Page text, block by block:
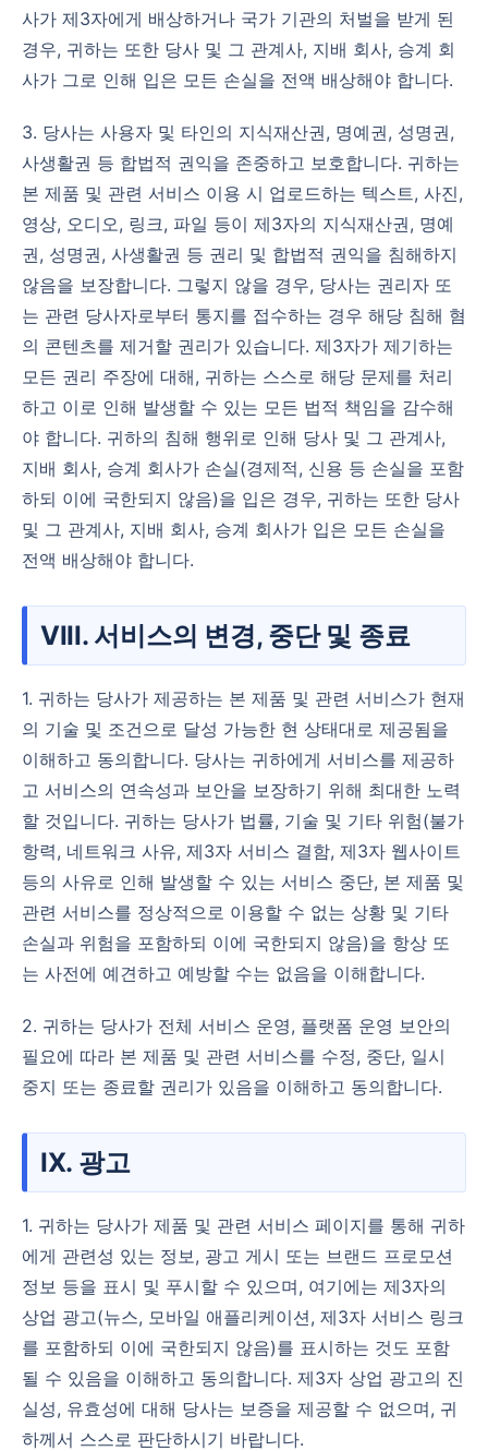
사가 제3자에게 배상하거나 국가 기관의 처벌을 받게 된
경우, 귀하는 또한 당사 및 그 관계사, 지배 회사, 승계 회
사가 그로 인해 입은 모든 손실을 전액 배상해야 합니다.
3. 당사는 사용자 및 타인의 지식재산권, 명예권, 성명권,
사생활권 등 합법적 권익을 존중하고 보호합니다. 귀하는
본 제품 및 관련 서비스 이용 시 업로드하는 텍스트, 사진,
영상, 오디오, 링크, 파일 등이 제3자의 지식재산권, 명예
권, 성명권, 사생활권 등 권리 및 합법적 권익을 침해하지
않음을 보장합니다. 그렇지 않을 경우, 당사는 권리자 또
는 관련 당사자로부터 통지를 접수하는 경우 해당 침해 혐
의 콘텐츠를 제거할 권리가 있습니다. 제3자가 제기하는
모든 권리 주장에 대해, 귀하는 스스로 해당 문제를 처리
하고 이로 인해 발생할 수 있는 모든 법적 책임을 감수해
야 합니다. 귀하의 침해 행위로 인해 당사 및 그 관계사,
지배 회사, 승계 회사가 손실(경제적, 신용 등 손실을 포함
하되 이에 국한되지 않음)을 입은 경우, 귀하는 또한 당사
및 그 관계사, 지배 회사, 승계 회사가 입은 모든 손실을
전액 배상해야 합니다.
VIII. 서비스의 변경, 중단 및 종료
1. 귀하는 당사가 제공하는 본 제품 및 관련 서비스가 현재
의 기술 및 조건으로 달성 가능한 현 상태대로 제공됨을
이해하고 동의합니다. 당사는 귀하에게 서비스를 제공하
고 서비스의 연속성과 보안을 보장하기 위해 최대한 노력
할 것입니다. 귀하는 당사가 법률, 기술 및 기타 위험(불가
항력, 네트워크 사유, 제3자 서비스 결함, 제3자 웹사이트
등의 사유로 인해 발생할 수 있는 서비스 중단, 본 제품 및
관련 서비스를 정상적으로 이용할 수 없는 상황 및 기타
손실과 위험을 포함하되 이에 국한되지 않음)을 항상 또
는 사전에 예견하고 예방할 수는 없음을 이해합니다.
2. 귀하는 당사가 전체 서비스 운영, 플랫폼 운영 보안의
필요에 따라 본 제품 및 관련 서비스를 수정, 중단, 일시
중지 또는 종료할 권리가 있음을 이해하고 동의합니다.
IX. 광고
1. 귀하는 당사가 제품 및 관련 서비스 페이지를 통해 귀하
에게 관련성 있는 정보, 광고 게시 또는 브랜드 프로모션
정보 등을 표시 및 푸시할 수 있으며, 여기에는 제3자의
상업 광고(뉴스, 모바일 애플리케이션, 제3자 서비스 링크
를 포함하되 이에 국한되지 않음)를 표시하는 것도 포함
될 수 있음을 이해하고 동의합니다. 제3자 상업 광고의 진
실성, 유효성에 대해 당사는 보증을 제공할 수 없으며, 귀
하께서 스스로 판단하시기 바랍니다.